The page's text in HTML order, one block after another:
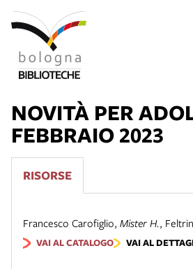
NOVITÀ PER
FEBBRAIO 2023
RISORSE
Francesco Carofiglio, Mister H.,
VAI AL CATALOGO VAI AL